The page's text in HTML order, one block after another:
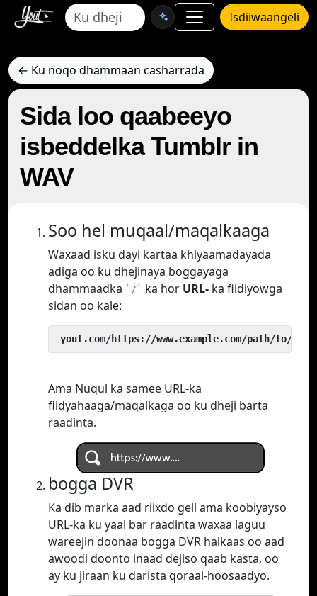
Isdiiwaangeli
← Ku noqo dhammaan casharrada
Sida loo qaabeeyo
isbeddelka Tumblr in
WAV
Soo hel muqaal/maqalkaaga
Waxaad isku dayi kartaa khiyaamadayada
adiga oo ku dhejinaya boggayaga
dhammaadka `/` ka hor URL- ka fiidiyowga
sidan oo kale:
yout.com/https://www.example.com/path/to/
Ama Nuqul ka samee URL-ka
fiidyahaaga/maqalkaga oo ku dheji barta
raadinta.
bogga DVR
Ka dib marka aad riixdo geli ama koobiyayso
URL-ka ku yaal bar raadinta waxaa laguu
wareejin doonaa bogga DVR halkaas oo aad
awoodi doonto inaad dejiso qaab kasta, oo
ay ku jiraan ku darista qoraal-hoosaadyo.